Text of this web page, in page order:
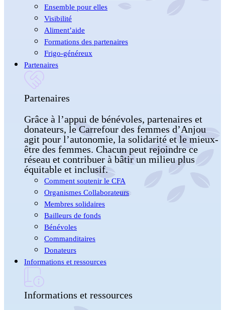
Ensemble pour elles
Visibilité
Aliment’aide
Formations des partenaires
Frigo-généreux
Partenaires
Partenaires
Grâce à l’appui de bénévoles, partenaires et
donateurs, le Carrefour des femmes d’Anjou
agit pour l’autonomie, la solidarité et le mieux-
être des femmes. Chacun peut rejoindre ce
réseau et contribuer à bâtir un milieu plus
équitable et inclusif.
Comment soutenir le CFA
Organismes Collaborateurs
Membres solidaires
Bailleurs de fonds
Bénévoles
Commanditaires
Donateurs
Informations et ressources
Informations et ressources